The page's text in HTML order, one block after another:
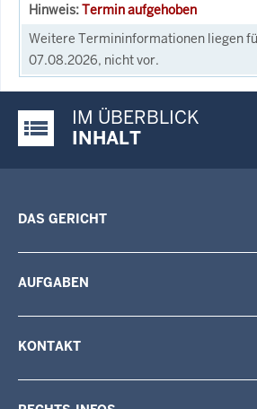
Termin aufgehoben
Weitere Termininformationen liegen
07.08.2026, nicht vor.
Justiz-Portal im Überblick:
IM ÜBERBLICK
INHALT
DAS GERICHT
AUFGABEN
KONTAKT